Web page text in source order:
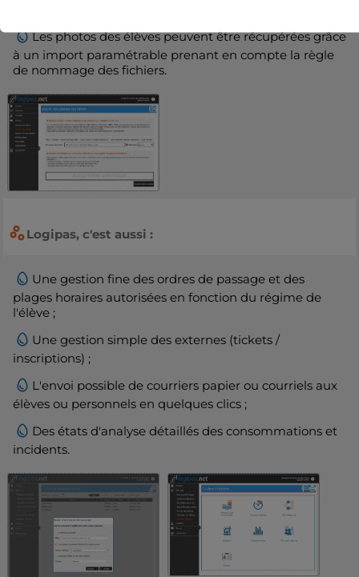
Les photos des élèves peuvent être récupérées grâce
à un import paramétrable prenant en compte la règle
de nommage des fichiers.
Logipas, c'est aussi :
Une gestion fine des ordres de passage et des
plages horaires autorisées en fonction du régime de
l'élève ;
Une gestion simple des externes (tickets /
inscriptions) ;
L'envoi possible de courriers papier ou courriels aux
élèves ou personnels en quelques clics ;
Des états d'analyse détaillés des consommations et
incidents.